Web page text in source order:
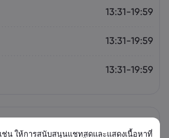
13:31-19:59
13:31-19:59
13:31-19:59
เช่น ให้การสนับสนุนแชทสดและแสดงเนื้อหาที่